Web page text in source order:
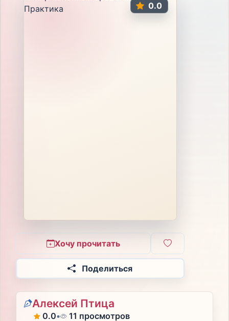
0.0
Хочу прочитать
Поделиться
Алексей Птица
0.0• 11 просмотров